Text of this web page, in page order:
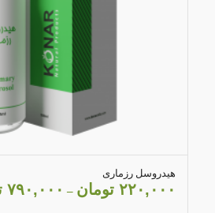
۴.۰۳
هیدروسل رزماری
۲۲۰,۰۰۰ تومان – ۷۹۰,۰۰۰